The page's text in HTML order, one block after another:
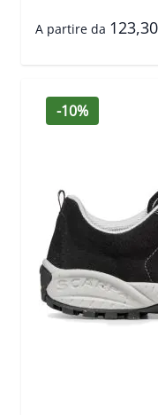
A partire da
-10%